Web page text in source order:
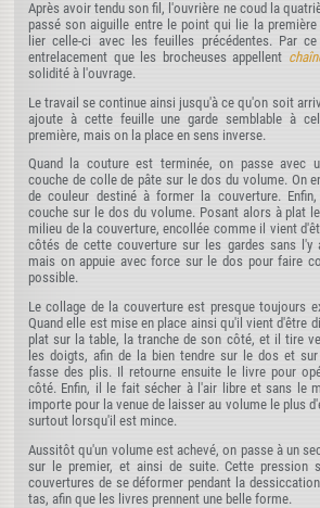
Après avoir tendu son fil, l'ouvrière ne coud la
passé son aiguille entre le point qui lie la
lier celle-ci avec les feuilles précédentes. Par
entrelacement que les brocheuses appellent
solidité à l'ouvrage.
Le travail se continue ainsi jusqu'à ce qu'on soit
ajoute à cette feuille une garde semblable à
première, mais on la place en sens inverse.
Quand la couture est terminée, on passe avec
couche de colle de pâte sur le dos du volume. On
de couleur destiné à former la couverture.
couche sur le dos du volume. Posant alors à plat
milieu de la couverture, encollée comme il vient
côtés de cette couverture sur les gardes sans l'y
mais on appuie avec force sur le dos pour faire
possible.
Le collage de la couverture est presque toujours
Quand elle est mise en place ainsi qu'il vient d'être
plat sur la table, la tranche de son côté, et il tire
les doigts, afin de la bien tendre sur le dos et
fasse des plis. Il retourne ensuite le livre pour
côté. Enfin, il le fait sécher à l'air libre et sans le
importe pour la venue de laisser au volume le plus
surtout lorsqu'il est mince.
Aussitôt qu'un volume est achevé, on passe à un
sur le premier, et ainsi de suite. Cette pression
couvertures de se déformer pendant la
tas, afin que les livres prennent une belle forme.